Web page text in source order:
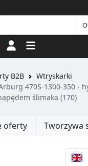
Logowanie
B2B
Wtryskarki
470S-1300-350 -
ślimaka (170)
oferty Tworzywa